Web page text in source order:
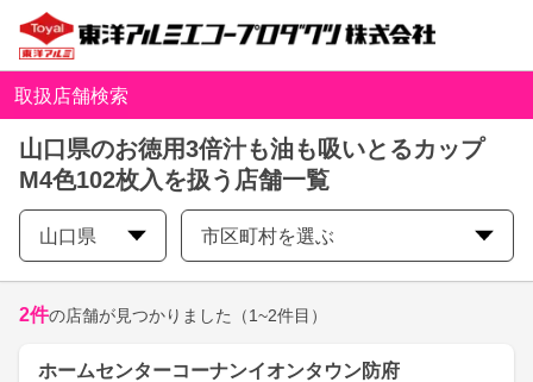
取扱店舗検索
山口県のお徳用3倍汁も油も吸いとるカップ
M4色102枚入を扱う店舗一覧
山口県 市区町村を選ぶ
2件の店舗が見つかりました （1~2件目）
ホームセンターコーナンイオンタウン防府